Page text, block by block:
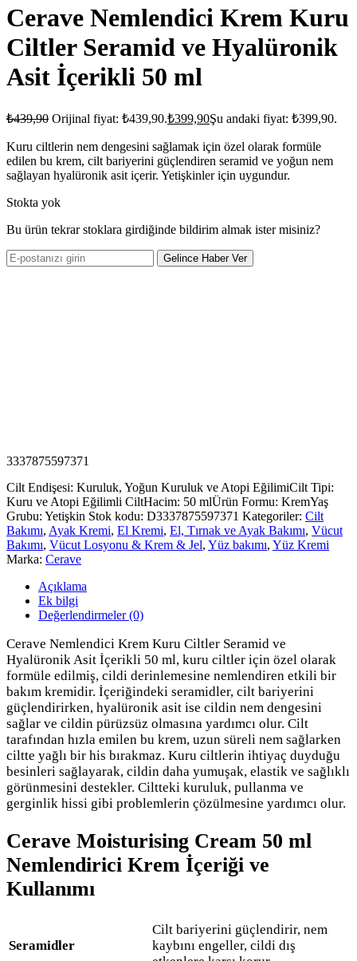
Cerave Nemlendici Krem Kuru
Ciltler Seramid ve Hyalüronik
Asit İçerikli 50 ml
₺439,90 Orijinal fiyat: ₺439,90.₺399,90Şu andaki fiyat: ₺399,90.
Kuru ciltlerin nem dengesini sağlamak için özel olarak formüle
edilen bu krem, cilt bariyerini güçlendiren seramid ve yoğun nem
sağlayan hyalüronik asit içerir. Yetişkinler için uygundur.
Stokta yok
Bu ürün tekrar stoklara girdiğinde bildirim almak ister misiniz?
Gelince Haber Ver
3337875597371
Cilt Endişesi: Kuruluk, Yoğun Kuruluk ve Atopi EğilimiCilt Tipi:
Kuru ve Atopi Eğilimli CiltHacim: 50 mlÜrün Formu: KremYaş
Grubu: Yetişkin Stok kodu: D3337875597371 Kategoriler: Cilt
Bakımı, Ayak Kremi, El Kremi, El, Tırnak ve Ayak Bakımı, Vücut
Bakımı, Vücut Losyonu & Krem & Jel, Yüz bakımı, Yüz Kremi
Marka: Cerave
Açıklama
Ek bilgi
Değerlendirmeler (0)
Cerave Nemlendici Krem Kuru Ciltler Seramid ve
Hyalüronik Asit İçerikli 50 ml, kuru ciltler için özel olarak
formüle edilmiş, cildi derinlemesine nemlendiren etkili bir
bakım kremidir. İçeriğindeki seramidler, cilt bariyerini
güçlendirirken, hyalüronik asit ise cildin nem dengesini
sağlar ve cildin pürüzsüz olmasına yardımcı olur. Cilt
tarafından hızla emilen bu krem, uzun süreli nem sağlarken
ciltte yağlı bir his bırakmaz. Kuru ciltlerin ihtiyaç duyduğu
besinleri sağlayarak, cildin daha yumuşak, elastik ve sağlıklı
görünmesini destekler. Ciltteki kuruluk, pullanma ve
gerginlik hissi gibi problemlerin çözülmesine yardımcı olur.
Cerave Moisturising Cream 50 ml
Nemlendirici Krem İçeriği ve
Kullanımı
Seramidler
Cilt bariyerini güçlendirir, nem
kaybını engeller, cildi dış